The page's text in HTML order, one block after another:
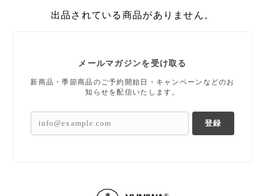
出品されている商品がありません。
メールマガジンを受け取る
新商品・季節商品のご予約開始日・キャンペーンなどのお
知らせを配信いたします。
登録